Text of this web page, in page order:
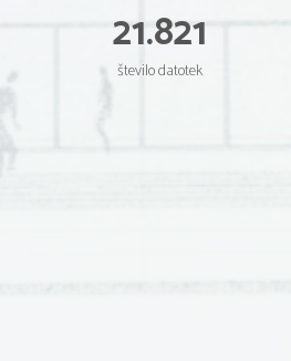
21.821
število datotek